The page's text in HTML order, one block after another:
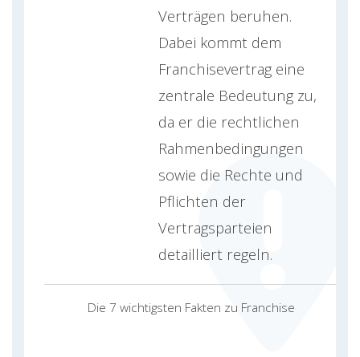
Die 7 wichtigsten Fakten zu Franchise
Verträgen beruhen.
Dabei kommt dem
Franchisevertrag eine
zentrale Bedeutung zu,
da er die rechtlichen
Rahmenbedingungen
sowie die Rechte und
Pflichten der
Vertragsparteien
detailliert regeln.